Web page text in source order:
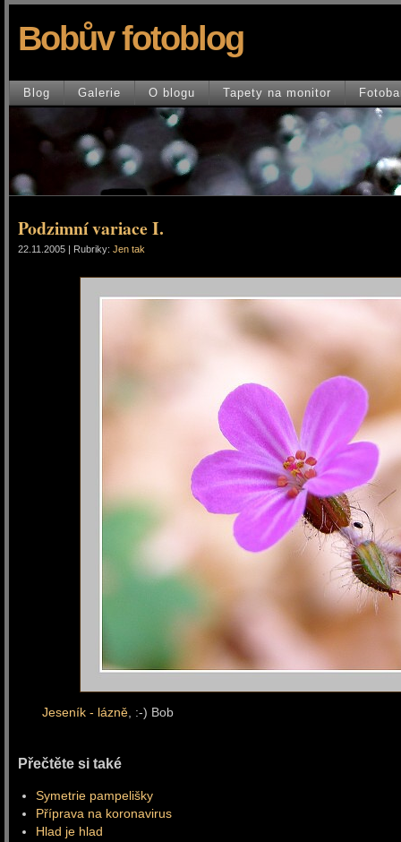
Bobův fotoblog
Blog Galerie O blogu Tapety na monitor
Podzimní variace I.
22.11.2005 | Rubriky: Jen tak
Jeseník - lázně, :-) Bob
Přečtěte si také
Symetrie pampelišky
Příprava na koronavirus
Hlad je hlad